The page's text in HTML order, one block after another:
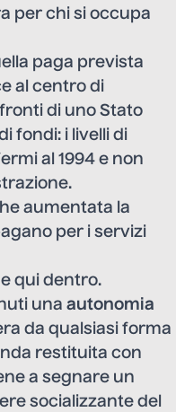
per chi si occupa
paga prevista
al centro di
di uno Stato
fondi: i livelli di
al 1994 e non
aumentata la
per i servizi
qui dentro.
una autonomia
da qualsiasi forma
restituita con
a segnare un
socializzante del